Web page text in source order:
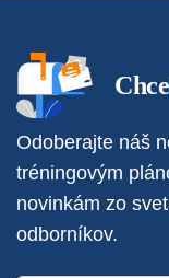
Odoberajte náš
tréningovým
novinkám zo
odborníkov.